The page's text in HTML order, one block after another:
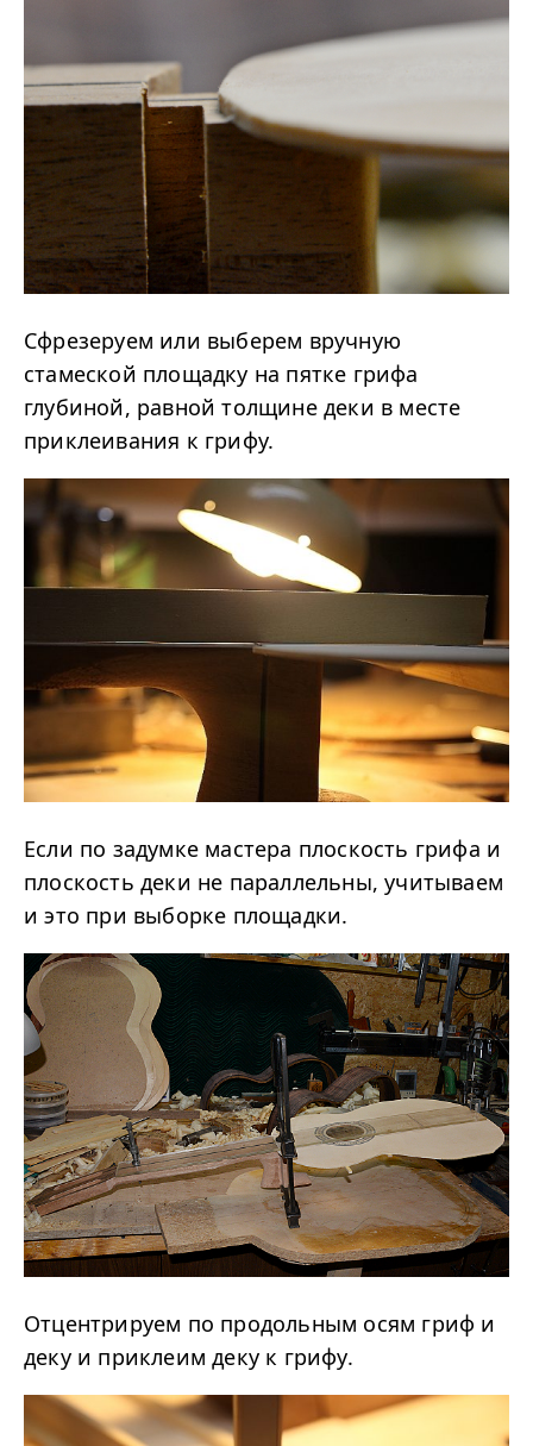
Сфрезеруем или выберем вручную
стамеской площадку на пятке грифа
глубиной, равной толщине деки в месте
приклеивания к грифу.
Если по задумке мастера плоскость грифа и
плоскость деки не параллельны, учитываем
и это при выборке площадки.
Отцентрируем по продольным осям гриф и
деку и приклеим деку к грифу.